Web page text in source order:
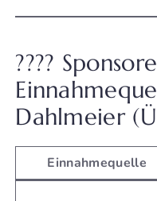
????
Dahlmeier
Einnahmequelle